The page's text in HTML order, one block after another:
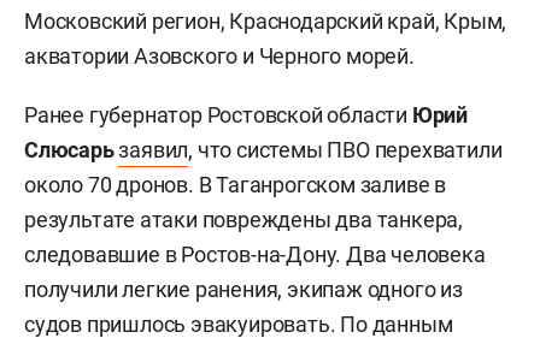
Московский регион, Краснодарский край, Крым,
акватории Азовского и Черного морей.
Ранее губернатор Ростовской области Юрий
Слюсарьзаявил, что системы ПВО перехватили
около 70 дронов. В Таганрогском заливе в
результате атаки повреждены два танкера,
следовавшие в Ростов-на-Дону. Два человека
получили легкие ранения, экипаж одного из
судов пришлось эвакуировать. По данным